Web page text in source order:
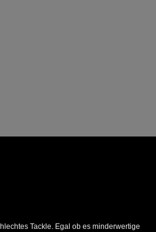
Tackle. Egal ob es minderwertige